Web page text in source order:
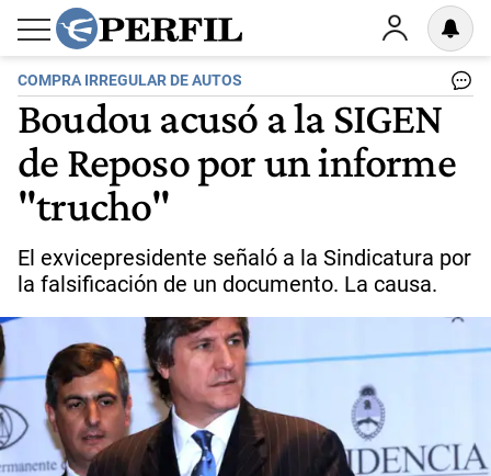
COMPRA IRREGULAR DE AUTOS
Boudou acusó a la SIGEN
de Reposo por un informe
"trucho"
El exvicepresidente señaló a la Sindicatura por
la falsificación de un documento. La causa.